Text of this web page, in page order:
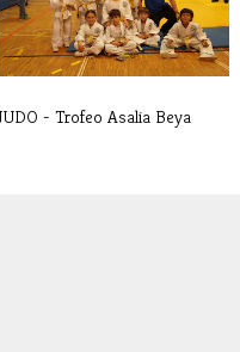
- Trofeo Asalia Beya